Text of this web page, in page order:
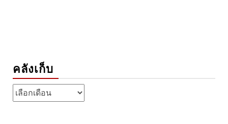
คลังเก็บ
คลัง
เก็บ